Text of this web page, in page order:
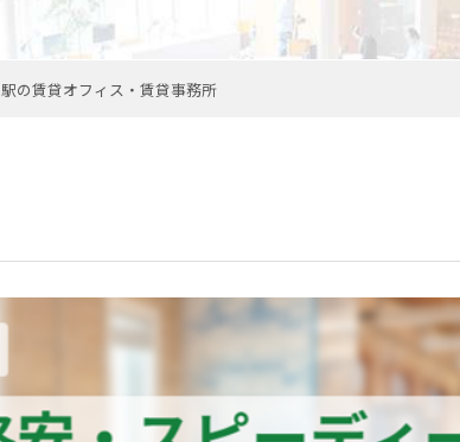
の賃貸オフィス・賃貸事務所